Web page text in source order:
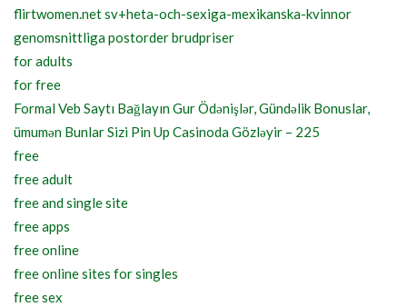
flirtwomen.net sv+heta-och-sexiga-mexikanska-kvinnor
genomsnittliga postorder brudpriser
for adults
for free
Formal Veb Saytı Bağlayın️ Gur Ödənişlər, Gündəlik Bonuslar,
ümumən Bunlar Sizi Pin Up Casinoda Gözləyir – 225
free
free adult
free and single site
free apps
free online
free online sites for singles
free sex